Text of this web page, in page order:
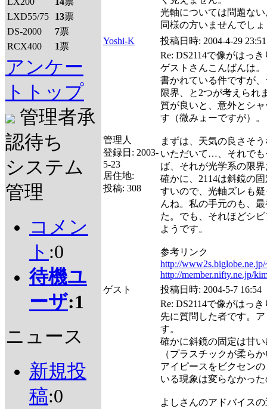
LXD55/75
13票
DS-2000
7票
RCX400
1票
アンケー
トトップ
管理者承
認待ち
システム
管理
コメン
ト :0
待機ユ
ーザ:1
ニュース
新規投
稿:0
光軸については問題な
同様の方いませんでし
Yoshi-K
投稿日時: 2004-4-29 23:51
管理人
登録日: 2003-
5-23
居住地:
投稿: 308
Re: DS2114で像がはっ
ゲストさんこんばんは。
書かれている件ですが
限界、と2つが考えられ
質が良いと、意外とシ
す（微みょーですが）。
まずは、天気の良さそ
いただいて…、それで
ば、それが光学系の限
確かに、2114は斜鏡の
すいので、光軸ズレも
んね。私の手元のも、
た。でも、それほどシ
ようです。
参考リンク
http://
http://member.nifty.ne.jp/
ゲスト
投稿日時: 2004-5-7 16:54
Re: DS2114で像がはっ
先に質問した者です。
す。
確かに斜鏡の固定は甘
（プラスチックが柔ら
アイピースをビクセン
いる現象は変らなかっ
よしさんのアドバイス